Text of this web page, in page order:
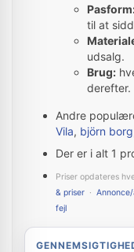
til at
udsalg.
Brug:
derefter.
Andre
Vila, björn borg
Der er i alt 1
Priser opdateres
& priser ·
fejl